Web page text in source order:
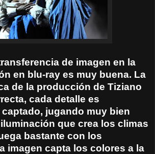
de imagen en la
en blu-ray es muy buena. La
de la producción de Tiziano
cada detalle es
jugando muy bien
que crea los climas
bastante con los
imagen capta los colores a la